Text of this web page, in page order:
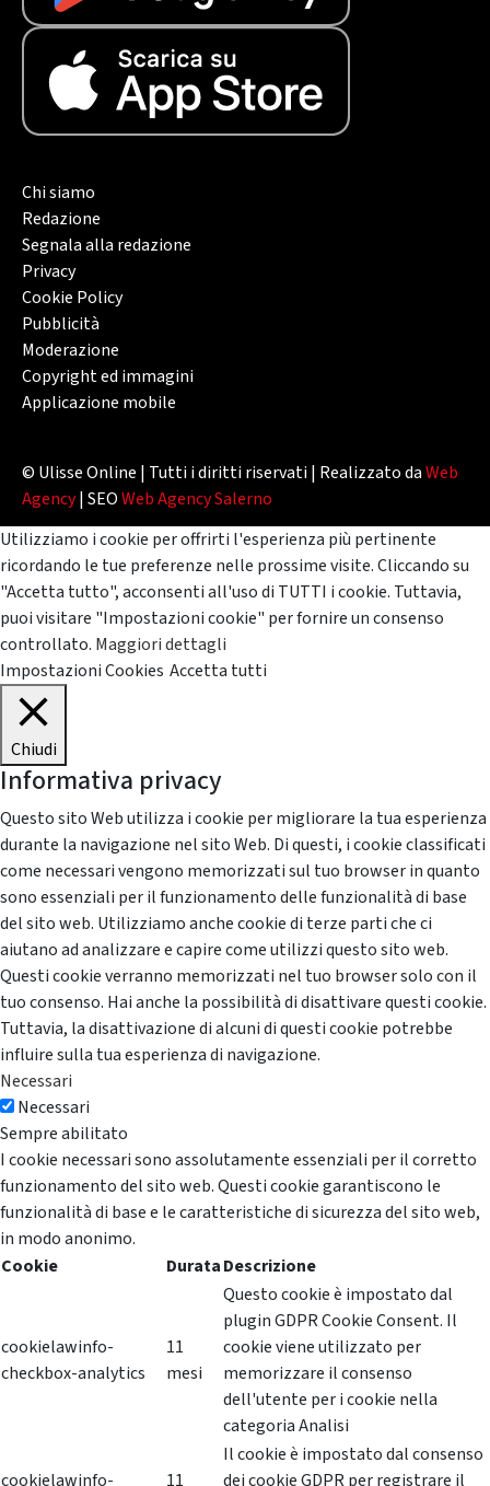
Chi siamo
Redazione
Segnala alla redazione
Privacy
Cookie Policy
Pubblicità
Moderazione
Copyright ed immagini
Applicazione mobile
© Ulisse Online | Tutti i diritti riservati | Realizzato daWeb
Agency| SEOWeb Agency Salerno
Utilizziamo i cookie per offrirti l'esperienza più pertinente
ricordando le tue preferenze nelle prossime visite. Cliccando su
"Accetta tutto", acconsenti all'uso di TUTTI i cookie. Tuttavia,
puoi visitare "Impostazioni cookie" per fornire un consenso
controllato. Maggiori dettagli
Impostazioni Cookies Accetta tutti
Chiudi
Informativa privacy
Questo sito Web utilizza i cookie per migliorare la tua esperienza
durante la navigazione nel sito Web. Di questi, i cookie classificati
come necessari vengono memorizzati sul tuo browser in quanto
sono essenziali per il funzionamento delle funzionalità di base
del sito web. Utilizziamo anche cookie di terze parti che ci
aiutano ad analizzare e capire come utilizzi questo sito web.
Questi cookie verranno memorizzati nel tuo browser solo con il
tuo consenso. Hai anche la possibilità di disattivare questi cookie.
Tuttavia, la disattivazione di alcuni di questi cookie potrebbe
influire sulla tua esperienza di navigazione.
Necessari
Necessari
Sempre abilitato
I cookie necessari sono assolutamente essenziali per il corretto
funzionamento del sito web. Questi cookie garantiscono le
funzionalità di base e le caratteristiche di sicurezza del sito web,
in modo anonimo.
Cookie
DurataDescrizione
cookielawinfo-
checkbox-analytics
11
mesi
Questo cookie è impostato dal
plugin GDPR Cookie Consent. Il
cookie viene utilizzato per
memorizzare il consenso
dell'utente per i cookie nella
categoria Analisi
cookielawinfo-
11
Il cookie è impostato dal consenso
dei cookie GDPR per registrare il